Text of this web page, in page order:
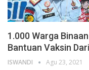
1.000 Warga
Bantuan Vaksin
ISWANDI Agu 23, 2021